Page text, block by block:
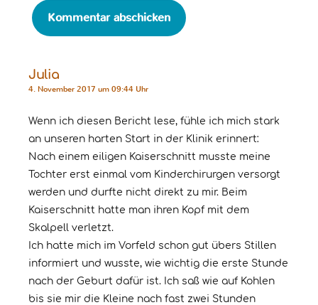
Julia
4. November 2017 um 09:44 Uhr
Wenn ich diesen Bericht lese, fühle ich mich stark
an unseren harten Start in der Klinik erinnert:
Nach einem eiligen Kaiserschnitt musste meine
Tochter erst einmal vom Kinderchirurgen versorgt
werden und durfte nicht direkt zu mir. Beim
Kaiserschnitt hatte man ihren Kopf mit dem
Skalpell verletzt.
Ich hatte mich im Vorfeld schon gut übers Stillen
informiert und wusste, wie wichtig die erste Stunde
nach der Geburt dafür ist. Ich saß wie auf Kohlen
bis sie mir die Kleine nach fast zwei Stunden